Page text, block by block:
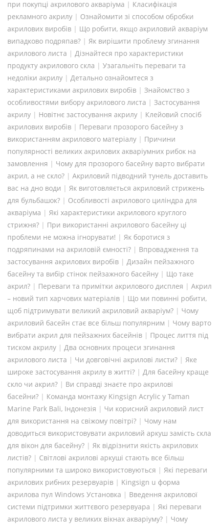
при покупці акрилового акваріума | Класифікація
рекламного акрилу | Ознайомити зі способом обробки
акрилових виробів | Що робити, якщо акриловий акваріум
випадково подряпав? | Як вирішити проблему згинання
акрилового листа | Дізнайтеся про характеристики
продукту акрилового скла | Узагальніть переваги та
недоліки акрилу | Детально ознайомтеся з
характеристиками акрилових виробів | Знайомство з
особливостями вибору акрилового листа | Застосування
акрилу | Новітнє застосування акрилу | Клейовий спосіб
акрилових виробів | Переваги прозорого басейну з
використанням акрилового матеріалу | Причини
популярності великих акрилових акваріумних рибок на
замовлення | Чому для прозорого басейну варто вибрати
акрил, а не скло? | Акриловий підводний тунель доставить
вас на дно води | Як виготовляється акриловий стрижень
для бульбашок? | Особливості акрилового циліндра для
акваріума | Які характеристики акрилового круглого
стрижня? | При використанні акрилового басейну ці
проблеми не можна ігнорувати! | Як боротися з
подряпинами на акриловій ємності? | Впровадження та
застосування акрилових виробів | Дизайн пейзажного
басейну та вибір стінок пейзажного басейну | Що таке
акрил? | Переваги та примітки акрилового дисплея | Акрил
– новий тип харчових матеріалів | Що ми повинні робити,
щоб підтримувати великий акриловий акваріум? | Чому
акриловий басейн стає все більш популярним | Чому варто
вибрати акрил для пейзажних басейнів | Процес лиття під
тиском акрилу | Два основних процеси згинання
акрилового листа | Чи довговічні акрилові листи? | Яке
широке застосування акрилу в житті? | Для басейну краще
скло чи акрил? | Ви справді знаєте про акрилові
басейни? | Команда монтажу Kingsign Acrylic у Taman
Marine Park Bali, Індонезія | Чи корисний акриловий лист
для використання на свіжому повітрі? | Чому нам
доводиться використовувати акриловий аркуш замість скла
для вікон для басейну? | Як відрізнити якість акрилових
листів? | Світлові акрилові аркуші стають все більш
популярними та широко використовуються | Які переваги
акрилових рибних резервуарів | Kingsign u форма
акрилова пул Windows Установка | Введення акрилової
системи підтримки життєвого резервуара | Які переваги
акрилового листа у великих вікнах акваріуму? | Чому